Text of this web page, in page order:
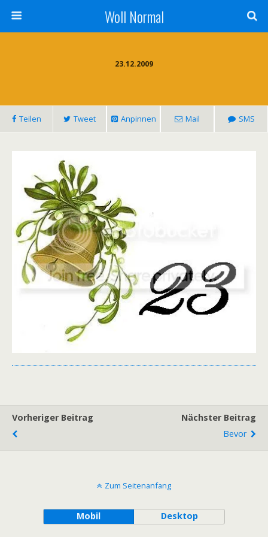
Woll Normal
23.12.2009
Teilen Tweet Anpinnen Mail SMS
Vorheriger Beitrag
Nächster Beitrag
Bevor
Zum Seitenanfang
Mobil Desktop